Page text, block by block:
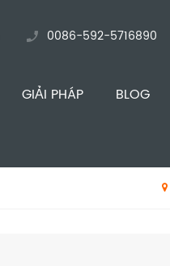
0086-592-5716890
GIẢI PHÁP BLOG